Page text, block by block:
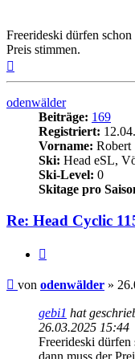
Freerideski dürfen
Preis stimmen.
odenwälder
Beiträge: 169
Registriert:
Vorname: Robert
Ski: Head eSL,
Ski-Level: 0
Skitage pro
Re: Head Cyclic
Beitrag
von odenwälder »
gebi1 hat
26.03.2025 15:44
Freerideski dürfen
dann muss der